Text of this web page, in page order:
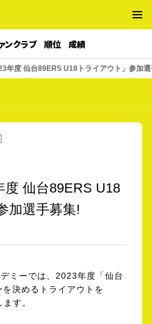
ンクラブ 順位 成績
年度 仙台89ERS U18トライアウト」参加
度 仙台89ERS U18
加選手募集!
ミーでは、2023年度「仙台
決めるトライアウトを
す。